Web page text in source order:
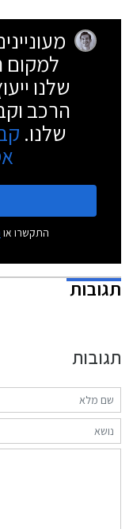
למקום
שלנו
הרכב
שלנו.
התקשרו או
תגובות
תגובות